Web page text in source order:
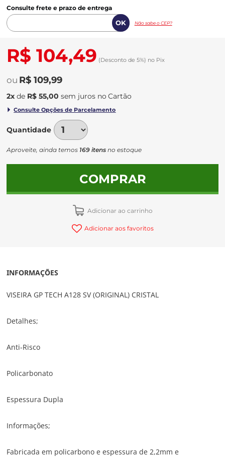
Consulte frete e prazo de entrega
Não sabe o CEP?
R$ 104,49 (Desconto de 5%) no Pix
R$ 109,99
2x de R$ 55,00 sem juros no
Quantidade
Aproveite, ainda temos 169 itens no estoque
COMPRAR
Adicionar ao carrinho
Adicionar aos favoritos
INFORMAÇÕES
VISEIRA GP TECH A128 SV (ORIGINAL) CRISTAL
Detalhes;
Anti-Risco
Policarbonato
Espessura Dupla
Informações;
Fabricada em policarbono e espessura de 2,2mm e